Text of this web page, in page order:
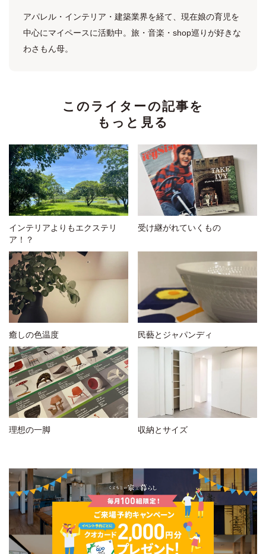
アパレル・インテリア・建築業界を経て、現在娘の育児を
中心にマイペースに活動中。旅・音楽・shop巡りが好きな
わさもん母。
このライターの記事を
もっと見る
インテリアよりもエクステリ
ア！？
受け継がれていくもの
癒しの色温度 民藝とジャパンディ
理想の一脚 収納とサイズ